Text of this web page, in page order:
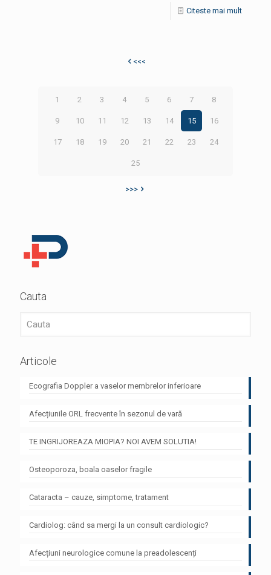
Citeste mai mult
<<<
1 2 3 4 5 6 7 8
9 10 11 12 13 14 15 16
17 18 19 20 21 22 23 24
25
>>>
Cauta
Articole
Ecografia Doppler a vaselor membrelor inferioare
Afecțiunile ORL frecvente în sezonul de vară
TE INGRIJOREAZA MIOPIA? NOI AVEM SOLUTIA!
Osteoporoza, boala oaselor fragile
Cataracta – cauze, simptome, tratament
Cardiolog: când sa mergi la un consult cardiologic?
Afecțiuni neurologice comune la preadolescenți